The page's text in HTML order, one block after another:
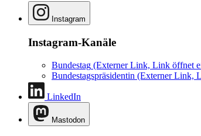
Instagram
Instagram-Kanäle
Bundestag (Externer Link, Link öffnet
Bundestagspräsidentin (Externer Link,
LinkedIn
Mastodon